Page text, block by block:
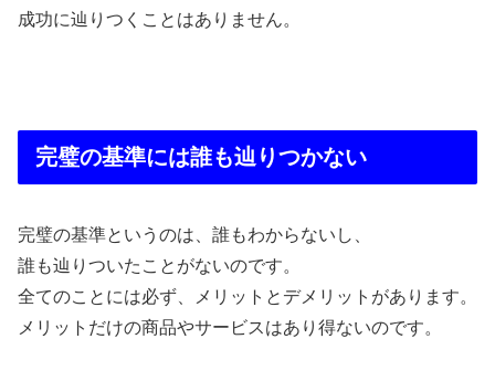
成功に辿りつくことはありません。
完璧の基準には誰も辿りつかない
完璧の基準というのは、誰もわからないし、
誰も辿りついたことがないのです。
全てのことには必ず、メリットとデメリットがあります。
メリットだけの商品やサービスはあり得ないのです。